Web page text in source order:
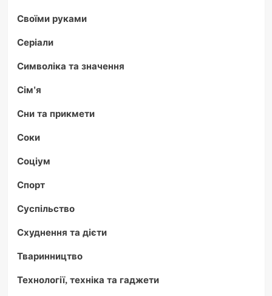
Своїми руками
Серіали
Символіка та значення
Сім'я
Сни та прикмети
Соки
Соціум
Спорт
Суспільство
Схуднення та дієти
Тваринництво
Технології, техніка та гаджети